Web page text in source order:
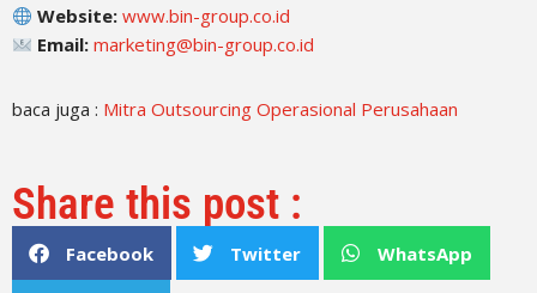
Website: www.bin-group.co.id
Email: marketing@bin-group.co.id
baca juga : Mitra Outsourcing Operasional Perusahaan
Share this post :
Facebook Twitter WhatsApp